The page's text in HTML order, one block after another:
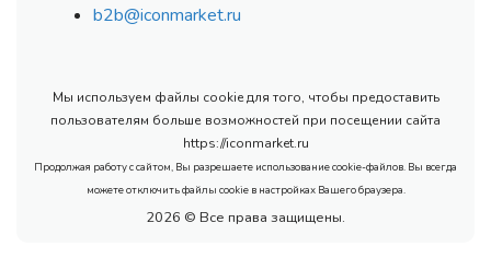
b2b@iconmarket.ru
Мы используем файлы cookie для того, чтобы предоставить
пользователям больше возможностей при посещении сайта
https://iconmarket.ru
Продолжая работу с сайтом, Вы разрешаете использование cookie-файлов. Вы всегда
можете отключить файлы cookie в настройках Вашего браузера.
2026 © Все права защищены.